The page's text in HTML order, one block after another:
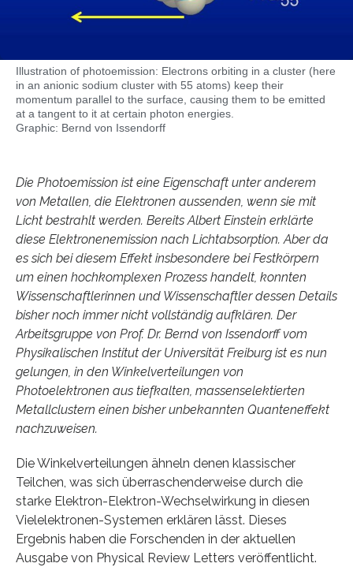
Illustration of photoemission: Electrons orbiting in a cluster (here
in an anionic sodium cluster with 55 atoms) keep their
momentum parallel to the surface, causing them to be emitted
at a tangent to it at certain photon energies.
Graphic: Bernd von Issendorff
Die Photoemission ist eine Eigenschaft unter anderem
von Metallen, die Elektronen aussenden, wenn sie mit
Licht bestrahlt werden. Bereits Albert Einstein erklärte
diese Elektronenemission nach Lichtabsorption. Aber da
es sich bei diesem Effekt insbesondere bei Festkörpern
um einen hochkomplexen Prozess handelt, konnten
Wissenschaftlerinnen und Wissenschaftler dessen Details
bisher noch immer nicht vollständig aufklären. Der
Arbeitsgruppe von Prof. Dr. Bernd von Issendorff vom
Physikalischen Institut der Universität Freiburg ist es nun
gelungen, in den Winkelverteilungen von
Photoelektronen aus tiefkalten, massenselektierten
Metallclustern einen bisher unbekannten Quanteneffekt
nachzuweisen.
Die Winkelverteilungen ähneln denen klassischer
Teilchen, was sich überraschenderweise durch die
starke Elektron-Elektron-Wechselwirkung in diesen
Vielelektronen-Systemen erklären lässt. Dieses
Ergebnis haben die Forschenden in der aktuellen
Ausgabe von Physical Review Letters veröffentlicht.